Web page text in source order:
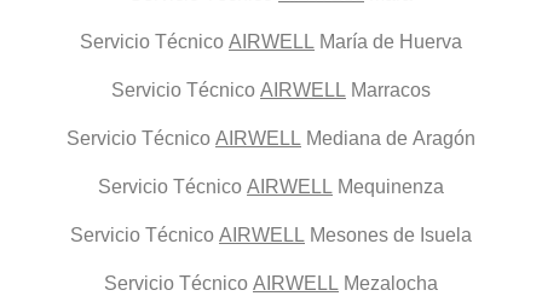
Servicio Técnico AIRWELL María de Huerva
Servicio Técnico AIRWELL Marracos
Servicio Técnico AIRWELL Mediana de Aragón
Servicio Técnico AIRWELL Mequinenza
Servicio Técnico AIRWELL Mesones de Isuela
Servicio Técnico AIRWELL Mezalocha